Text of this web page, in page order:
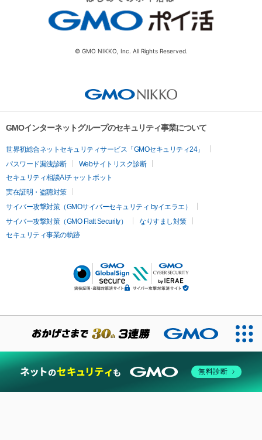
© GMO NIKKO, Inc. All Rights Reserved.
GMOインターネットグループのセキュリティ事業について
世界初総合ネットセキュリティサービス「GMOセキュリティ24」
パスワード漏洩診断
Webサイトリスク診断
セキュリティ相談AIチャットボット
実在証明・盗聴対策
サイバー攻撃対策（GMOサイバーセキュリティ byイエラエ）
サイバー攻撃対策（GMO Flatt Security）
なりすまし対策
セキュリティ事業の軌跡
無料診断